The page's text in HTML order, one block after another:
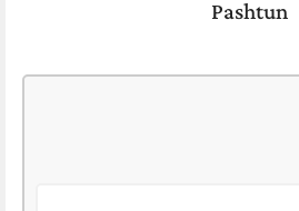
Pashtun